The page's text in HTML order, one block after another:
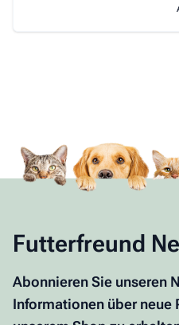
Futterfreund
Abonnieren Sie unseren
Informationen über